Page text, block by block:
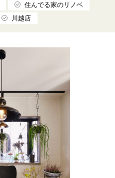
住んでる家のリノベ
川越店